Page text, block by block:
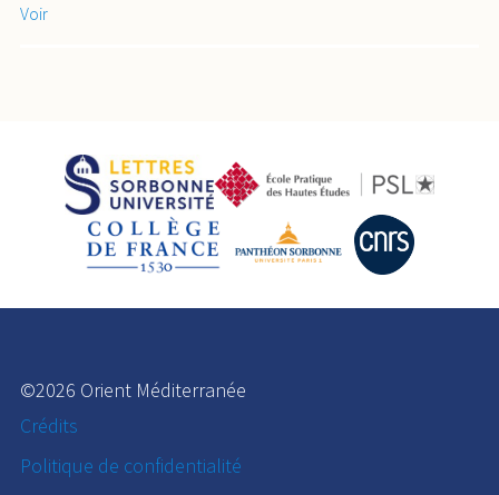
Voir
©2026 Orient Méditerranée
Crédits
Politique de confidentialité